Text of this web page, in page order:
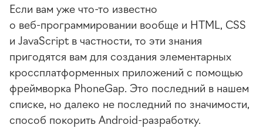
Если вам ужечто-то известно
о веб-программировании вообще и HTML, CSS
и JavaScript в частности, то эти знания
пригодятся вам для создания элементарных
кроссплатформенных приложений с помощью
фреймворка PhoneGap. Это последний в нашем
списке, но далеко не последний по значимости,
способ покоритьAndroid-разработку.